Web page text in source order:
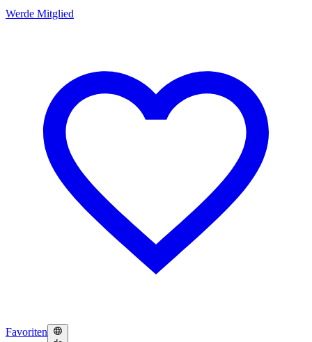
Werde Mitglied
Favoriten